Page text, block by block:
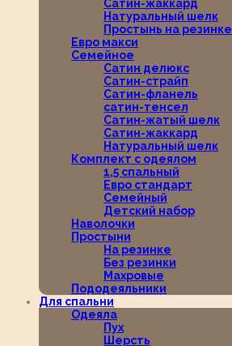
Сатин-жаккард
Натуральный шелк
Простынь на резинке
Евро макси
Семейное
Сатин делюкс
Сатин-страйп
Сатин-фланель
сатин-тенсел
Сатин-жатый шелк
Сатин-жаккард
Натуральный шелк
Комплект с одеялом
1,5 спальный
Евро стандарт
Семейный
Детский набор
Наволочки
Простыни
На резинке
Без резинки
Махровые
Пододеяльники
Для спальни
Одеяла
Пух
Шерсть